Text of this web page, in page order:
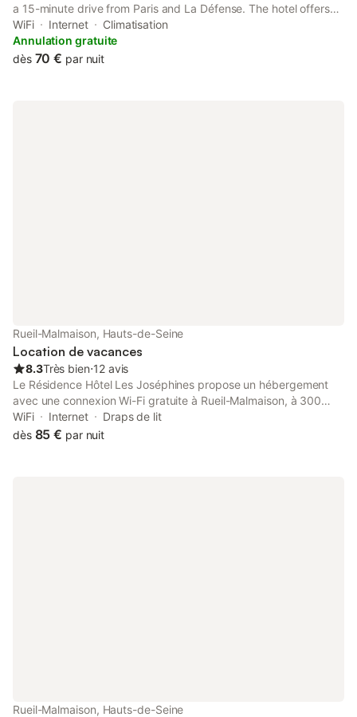
a 15-minute drive from Paris and La Défense. The hotel offers
satellite TV and free WiFi access throughout. All guest-rooms at
Hôtel Le Cardinal Rueil Centre are air-conditioned.
WiFi Internet
Climatisation
Annulation gratuite
dès 70 € par nuit
Rueil-Malmaison, Hauts-de-Seine
Location de vacances
8.3Très bien⋅12 avis
Le Résidence Hôtel Les Joséphines propose un hébergement
avec une connexion Wi-Fi gratuite à Rueil-Malmaison, à 300
mètres de l'hôtel de ville de Rueil-Malmaison.
WiFi Internet
Draps de lit
dès 85 € par nuit
Rueil-Malmaison, Hauts-de-Seine